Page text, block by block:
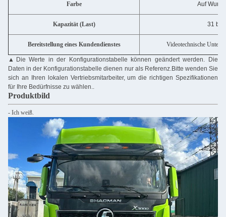
Farbe Auf
Kapazität (Last) 31 bis
Bereitstellung eines Kundendienstes Videotechnische
▲ Die Werte in der Konfigurationstabelle können geändert werden. Die
Daten in der Konfigurationstabelle dienen nur als Referenz.Bitte wenden Sie
sich an Ihren lokalen Vertriebsmitarbeiter, um die richtigen Spezifikationen
für Ihre Bedürfnisse zu wählen..
Produktbild
- Ich weiß.